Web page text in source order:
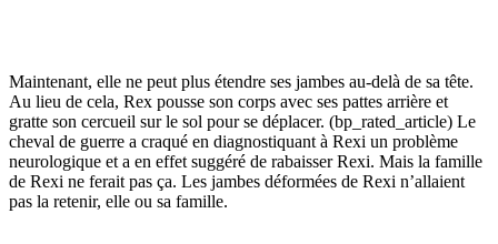
Maintenant, elle ne peut plus étendre ses jambes au-delà de sa tête.
Au lieu de cela, Rex pousse son corps avec ses pattes arrière et
gratte son cercueil sur le sol pour se déplacer. (bp_rated_article) Le
cheval de guerre a craqué en diagnostiquant à Rexi un problème
neurologique et a en effet suggéré de rabaisser Rexi. Mais la famille
de Rexi ne ferait pas ça. Les jambes déformées de Rexi n’allaient
pas la retenir, elle ou sa famille.